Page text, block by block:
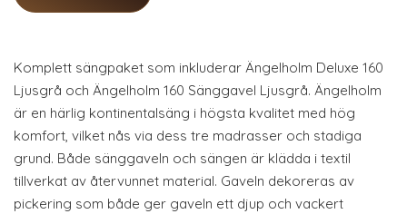
Komplett sängpaket som inkluderar Ängelholm Deluxe 160
Ljusgrå och Ängelholm 160 Sänggavel Ljusgrå. Ängelholm
är en härlig kontinentalsäng i högsta kvalitet med hög
komfort, vilket nås via dess tre madrasser och stadiga
grund. Både sänggaveln och sängen är klädda i textil
tillverkat av återvunnet material. Gaveln dekoreras av
pickering som både ger gaveln ett djup och vackert